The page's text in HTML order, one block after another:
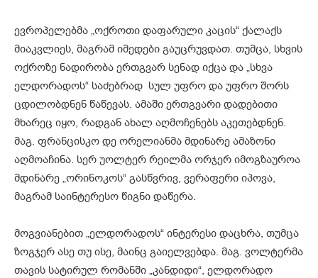
ევროპელებმა „ოქროთი დაფარული კაცის“ ქალაქს
მიაკვლიეს, მაგრამ იმედები გაუცრუვდათ. თუმცა, სხვის
ოქროზე ნადირობა ერთგვარ სენად იქცა და „სხვა
ელდორადოს“ საძებრად სულ უფრო და უფრო შორს
ცდილობდნენ წაწევას. ამაში ერთგვარი დადებითი
მხარეც იყო, რადგან ახალ აღმოჩენებს აკეთებდნენ.
მაგ. ფრანცისკო დე ორელიანმა მდინარე ამაზონი
აღმოაჩინა. სერ უოლტერ რეილმა ორჯერ იმოგზაუროა
მდინარე „ორინოკოს“ გასწვრივ, ვერაფერი იპოვა,
მაგრამ საინტერესო წიგნი დაწერა.
მოგვიანებით „ელდორადოს“ ინტერესი დაცხრა, თუმცა
ზოგჯერ ასე თუ ისე, მაინც გაიელვებდა. მაგ. ვოლტერმა
თავის სატირულ რომანში „კანდიდი“, ელდორადო